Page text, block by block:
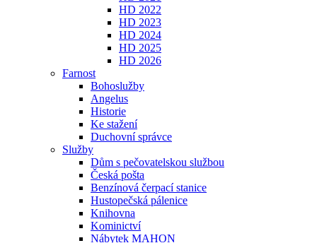
HD 2022
HD 2023
HD 2024
HD 2025
HD 2026
Farnost
Bohoslužby
Angelus
Historie
Ke stažení
Duchovní správce
Služby
Dům s pečovatelskou službou
Česká pošta
Benzínová čerpací stanice
Hustopečská pálenice
Knihovna
Kominictví
Nábytek MAHON